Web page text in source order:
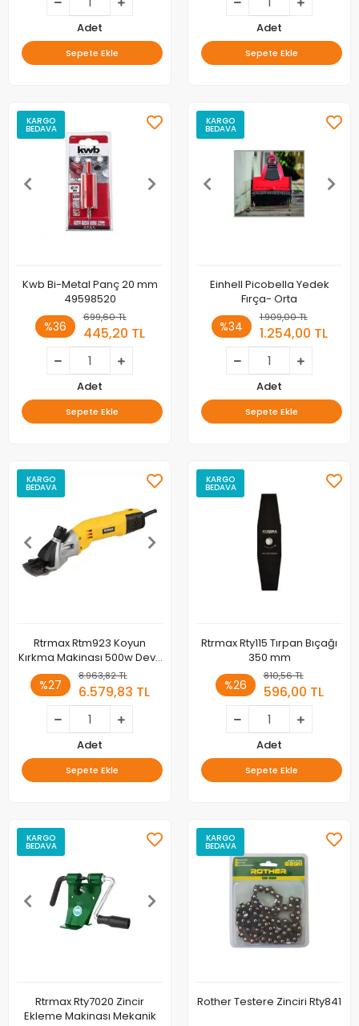
Adet
Sepete Ekle
Adet
Sepete Ekle
KARGO
BEDAVA
Kwb Bi-Metal Panç 20 mm
49598520
%36
699,60 TL
445,20 TL
Adet
Sepete Ekle
KARGO
BEDAVA
Einhell Picobella Yedek
Fırça- Orta
%34
1.909,00 TL
1.254,00 TL
Adet
Sepete Ekle
KARGO
BEDAVA
Rtrmax Rtm923 Koyun
Kırkma Makinası 500w Devir
Ayarlı
%27
8.963,82 TL
6.579,83 TL
Adet
Sepete Ekle
KARGO
BEDAVA
Rtrmax Rty115 Tırpan Bıçağı
350 mm
%26
810,56 TL
596,00 TL
Adet
Sepete Ekle
KARGO
BEDAVA
Rtrmax Rty7020 Zincir
Ekleme Makinası Mekanik
KARGO
BEDAVA
Rother Testere Zinciri Rty841